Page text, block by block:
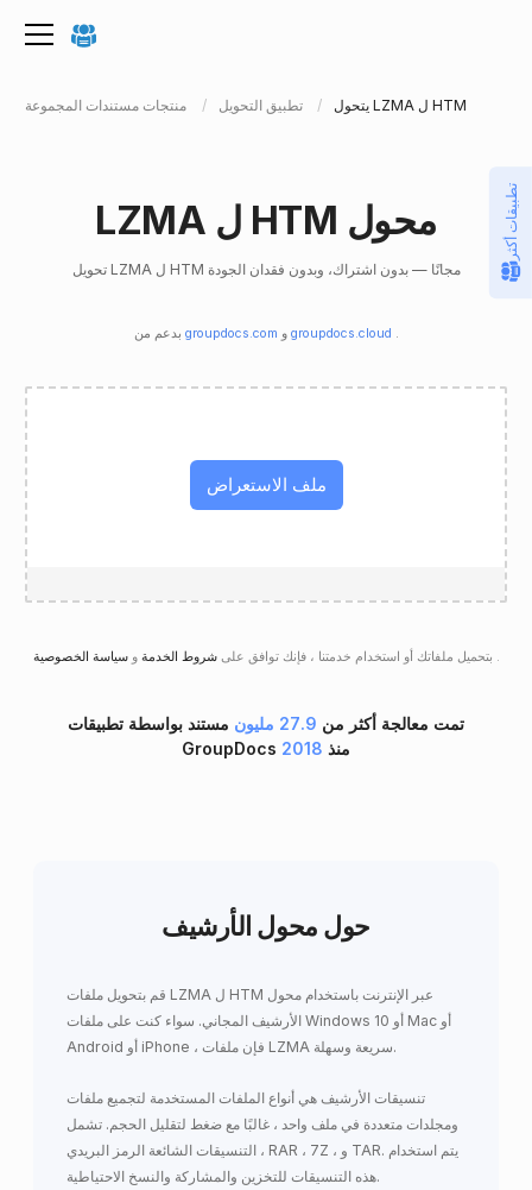
منتجات مستندات المجموعة تطبيق التحويل يتحول LZMA ل HTM
LZMA ل HTM محول
تحويل LZMA ل HTM مجانًا — بدون اشتراك، وبدون فقدان الجودة
groupdocs.com و groupdocs.cloud .
ملف الاستعراض
بتحميل ملفاتك أو استخدام خدمتنا ، فإنك توافق علىشروط الخدمةو .
تمت معالجة أكثر من 27.9 مليون
مستند بواسطة تطبيقات
GroupDocs منذ 2018
حول محول الأرشيف
قم بتحويل ملفات LZMA ل HTM عبر الإنترنت باستخدام محول
الأرشيف المجاني. سواء كنت على ملفات Windows 10 أو Mac أو
Android أو iPhone ، فإن ملفات LZMA سريعة وسهلة.
تنسيقات الأرشيف هي أنواع الملفات المستخدمة لتجميع ملفات
ومجلدات متعددة في ملف واحد ، غالبًا مع ضغط لتقليل الحجم. تشمل
التنسيقات الشائعة الرمز البريدي ، RAR ، 7Z ، و TAR. يتم استخدام
هذه التنسيقات للتخزين والمشاركة والنسخ الاحتياطية.
تطبيقات أكثر